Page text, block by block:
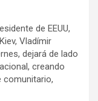
de EEUU,
Vladímir
dejará de lado
creando
comunitario,